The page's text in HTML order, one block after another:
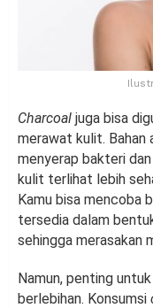
Charcoal juga bisa
merawat kulit. Bahan
menyerap bakteri
kulit terlihat lebih
Kamu bisa mencoba
tersedia dalam
sehingga merasakan
Namun, penting
berlebihan. Konsumsi